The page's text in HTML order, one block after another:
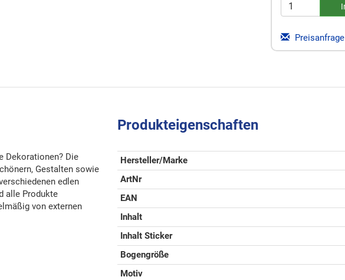
Preisanfrage
Dekorationen? Die
Gestalten sowie
edlen
alle Produkte
von externen
Produkteigenschaften
Hersteller/Marke
ArtNr
EAN
Inhalt
Inhalt Sticker
Bogengröße
Motiv